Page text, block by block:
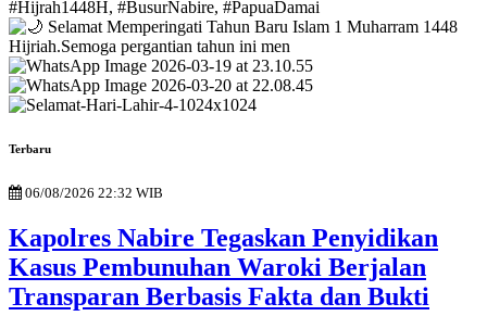
Terbaru
06/08/2026 22:32 WIB
Kapolres Nabire Tegaskan Penyidikan
Kasus Pembunuhan Waroki Berjalan
Transparan Berbasis Fakta dan Bukti